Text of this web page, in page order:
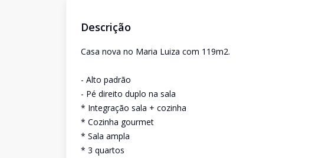
Descrição
Casa nova no Maria Luiza com 119m2.
- Alto padrão
- Pé direito duplo na sala
* Integração sala + cozinha
* Cozinha gourmet
* Sala ampla
* 3 quartos